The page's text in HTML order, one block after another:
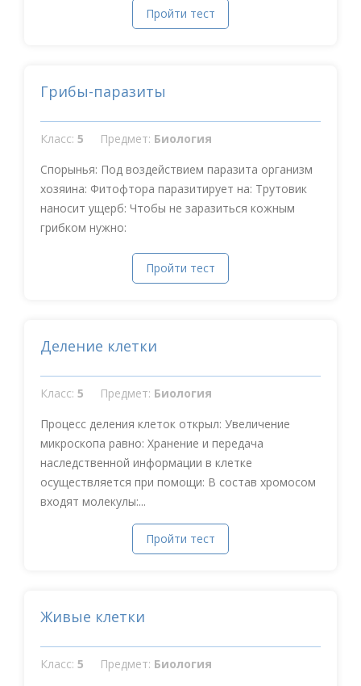
Пройти тест
Грибы-паразиты
Класс: 5 Предмет: Биология
Спорынья: Под воздействием паразита организм
хозяина: Фитофтора паразитирует на: Трутовик
наносит ущерб: Чтобы не заразиться кожным
грибком нужно:
Пройти тест
Деление клетки
Класс: 5 Предмет: Биология
Процесс деления клеток открыл: Увеличение
микроскопа равно: Хранение и передача
наследственной информации в клетке
осуществляется при помощи: В состав хромосом
входят молекулы:...
Пройти тест
Живые клетки
Класс: 5 Предмет: Биология